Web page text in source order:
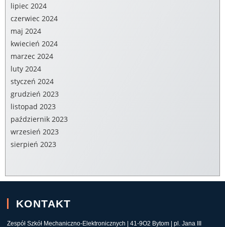
lipiec 2024
czerwiec 2024
maj 2024
kwiecień 2024
marzec 2024
luty 2024
styczeń 2024
grudzień 2023
listopad 2023
październik 2023
wrzesień 2023
sierpień 2023
KONTAKT
Zespół Szkół Mechaniczno-Elektronicznych | 41-9O2 Bytom | pl. Jana III